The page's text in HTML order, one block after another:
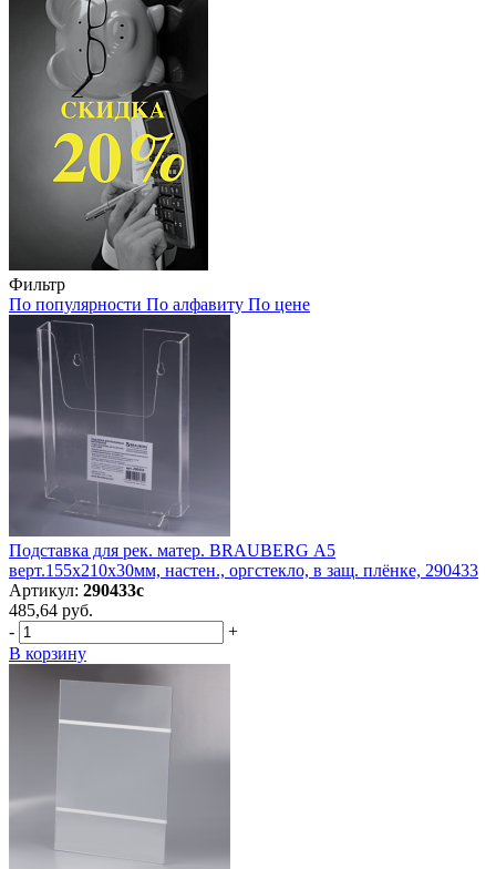
Фильтр
По популярности По алфавиту По цене
Подставка для рек. матер. BRAUBERG А5
верт.155х210х30мм, настен., оргстекло, в защ. плёнке, 290433
Артикул: 290433с
485,64 руб.
-
+
В корзину